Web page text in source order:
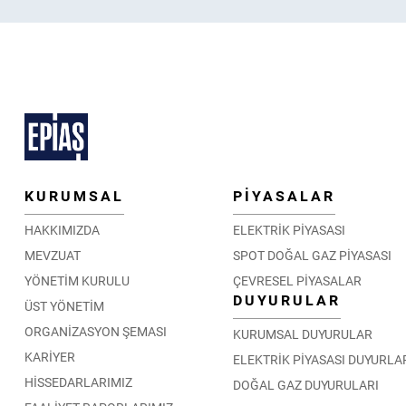
KURUMSAL
HAKKIMIZDA
MEVZUAT
YÖNETİM KURULU
ÜST YÖNETİM
ORGANİZASYON ŞEMASI
KARİYER
HİSSEDARLARIMIZ
PİYASALAR
ELEKTRİK PİYASASI
SPOT DOĞAL GAZ PİYASASI
ÇEVRESEL PİYASALAR
DUYURULAR
KURUMSAL DUYURULAR
ELEKTRİK PİYASASI
DOĞAL GAZ DUYURULARI